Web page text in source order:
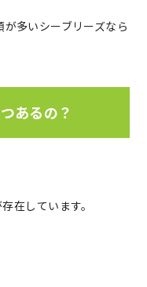
多いシーブリーズなら
あるの？
在しています。